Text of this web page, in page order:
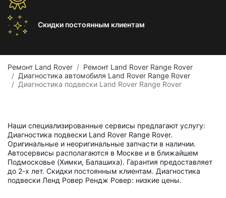
Скидки постоянным клиентам
Ремонт Land Rover
Ремонт Land Rover Range Rover
Диагностика автомобиля Land Rover Range Rover
Диагностика подвески Land Rover Range Rover
Наши специализированные сервисы предлагают услугу:
Диагностика подвески Land Rover Range Rover.
Оригинальные и неоригинальные запчасти в наличии.
Автосервисы располагаются в Москве и в ближайшем
Подмосковье (Химки, Балашиха). Гарантия предоставляет
до 2-х лет. Скидки постоянным клиентам. Диагностика
подвески Ленд Ровер Рендж Ровер: низкие цены.